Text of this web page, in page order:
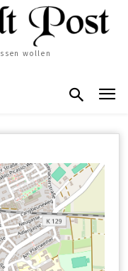
wollen